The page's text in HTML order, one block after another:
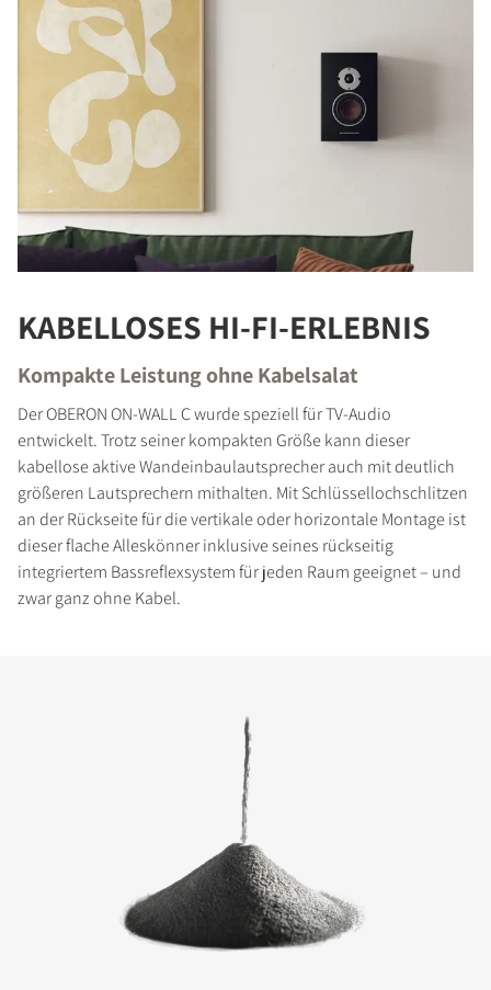
KABELLOSES HI-FI-ERLEBNIS
Kompakte Leistung ohne Kabelsalat
Der OBERON ON-WALL C wurde speziell für TV-Audio
entwickelt. Trotz seiner kompakten Größe kann dieser
kabellose aktive Wandeinbaulautsprecher auch mit deutlich
größeren Lautsprechern mithalten. Mit Schlüssellochschlitzen
an der Rückseite für die vertikale oder horizontale Montage ist
dieser flache Alleskönner inklusive seines rückseitig
integriertem Bassreflexsystem für jeden Raum geeignet – und
zwar ganz ohne Kabel.